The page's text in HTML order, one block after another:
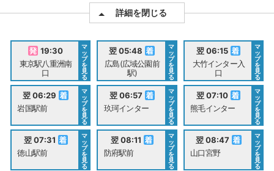
詳細を閉じる
19:30
東京駅八重洲南
口
マ
ッ
プ
を
見
る
翌 05:48
広島(広域公園前
駅)
マ
ッ
プ
を
見
る
翌 06:15
大竹インター入
口
マ
ッ
プ
を
見
る
翌 06:29
岩国駅前
マ
ッ
プ
を
見
る
翌 06:57
玖珂インター
マ
ッ
プ
を
見
る
翌 07:10
熊毛インター
マ
ッ
プ
を
見
る
翌 07:31
徳山駅前
マ
ッ
プ
を
見
る
翌 08:11
防府駅前
マ
ッ
プ
を
見
る
翌 08:47
山口宮野
マ
ッ
プ
を
見
る